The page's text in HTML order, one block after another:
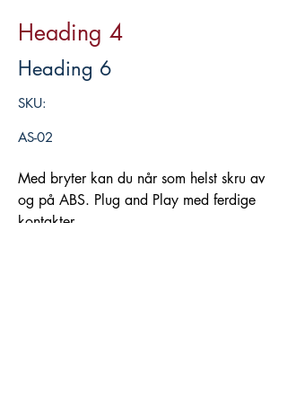
Heading 4
Heading 6
SKU:
AS-02
Med bryter kan du når som helst skru av
og på ABS. Plug and Play med ferdige
kontakter.